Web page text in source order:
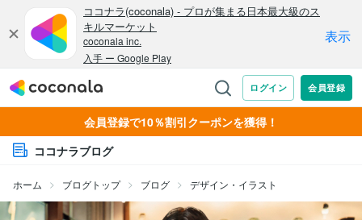
会員登録で10％割引クーポンを獲得！
ココナラブログ
ホーム ブログトップ ブログ デザイン・イラスト